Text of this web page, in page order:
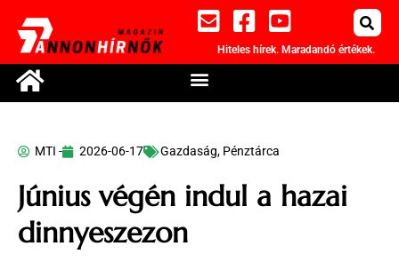
Hiteles hírek. Maradandó értékek.
MTI - 2026-06-17 Gazdaság, Pénztárca
Június végén indul a hazai
dinnyeszezon